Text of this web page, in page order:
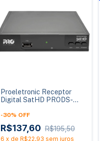
Proeletronic Receptor
Digital SatHD PRODS-
Banda KU
-30% OFF
R$137,60 R$195,50
6 x de R$22,93 sem juros